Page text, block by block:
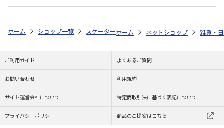
ホーム ショップ一覧 スケーター 歯ブラシ(園児用) パウ・パトロー
ホーム ネットショップ 雑貨・
ご利用ガイド よくあるご質問
お問い合わせ 利用規約
サイト運営会社について 特定商取引法に基づく表記について
プライバシーポリシー 商品のご提案はこちら